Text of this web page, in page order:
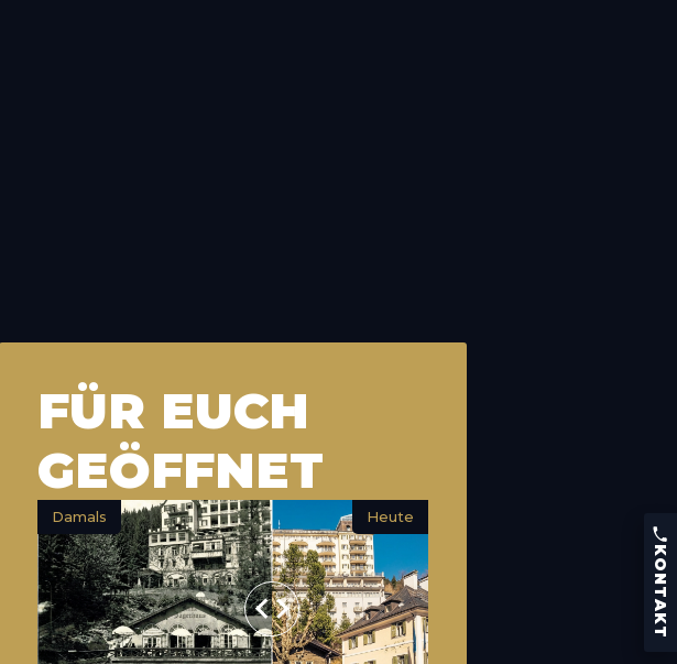
KONTAKT
Telefon:+43 (0) 664 426 53 86
Kaiser Franz Josef-Straße 9
5640 Bad Gastein, Österreich
Speisekarte
KONTAKT
FÜR EUCH
GEÖFFNET
Damals Heute